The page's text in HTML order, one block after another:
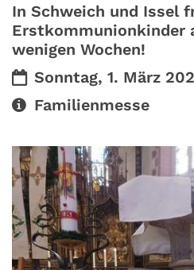
In Schweich und Issel
Erstkommunionkinder
wenigen Wochen!
Datum:
Sonntag, 1. März
Art bzw. Nummer:
Familienmesse